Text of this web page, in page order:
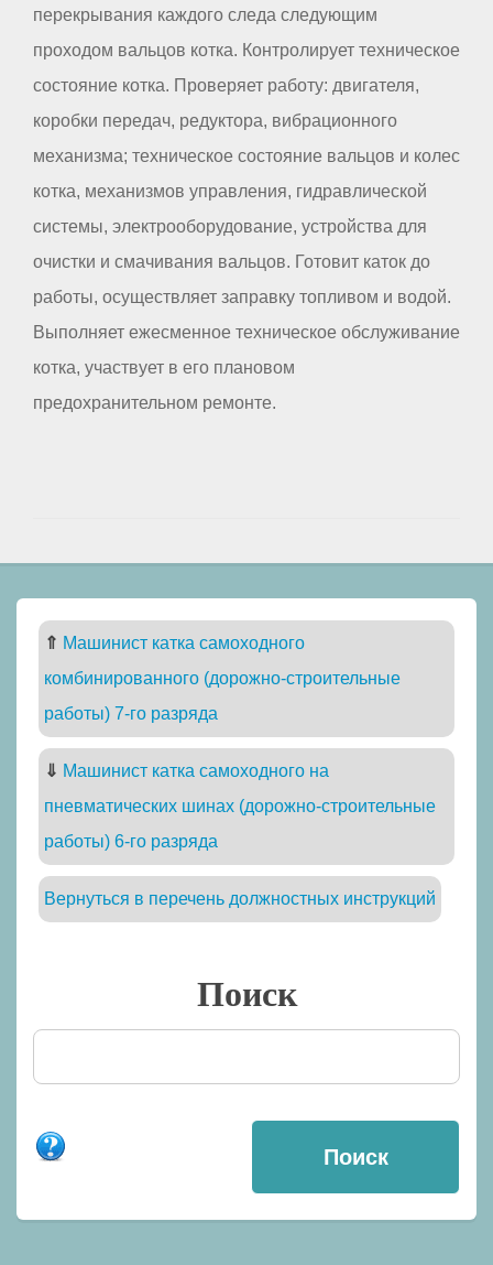
перекрывания каждого следа следующим
проходом вальцов котка. Контролирует техническое
состояние котка. Проверяет работу: двигателя,
коробки передач, редуктора, вибрационного
механизма; техническое состояние вальцов и колес
котка, механизмов управления, гидравлической
системы, электрооборудование, устройства для
очистки и смачивания вальцов. Готовит каток до
работы, осуществляет заправку топливом и водой.
Выполняет ежесменное техническое обслуживание
котка, участвует в его плановом
предохранительном ремонте.
⇑ Машинист катка самоходного
комбинированного (дорожно-строительные
работы) 7-го разряда
⇓ Машинист катка самоходного на
пневматических шинах (дорожно-строительные
работы) 6-го разряда
Вернуться в перечень должностных инструкций
Поиск